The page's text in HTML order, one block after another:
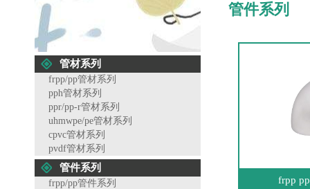
管材系列
frpp/pp管材系列
pph管材系列
ppr/pp-r管材系列
uhmwpe/pe管材系列
cpvc管材系列
pvdf管材系列
管件系列
frpp/pp管件系列
管件系列
frpp